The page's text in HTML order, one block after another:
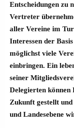
Entscheidungen zu
Vertreter
aller Vereine im
Interessen der
möglichst viele
einbringen. Ein
seiner
Delegierten können
Zukunft gestellt
und Landesebene